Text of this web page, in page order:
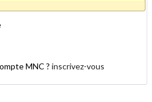
MNC ? inscrivez-vous